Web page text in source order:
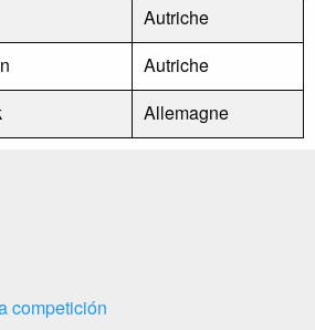
Autriche
Autriche
Allemagne
competición